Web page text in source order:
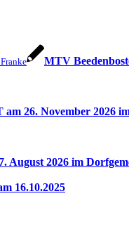
MTV
November 2026 im
2026 im
16.10.2025